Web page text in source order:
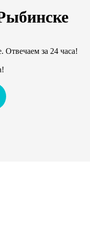
Отвечаем за 24 часа!